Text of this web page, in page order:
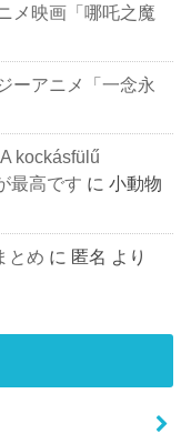
メ映画「哪吒之魔
ーアニメ「一念永
kockásfülű
最高です に小動物
とめ に 匿名 より